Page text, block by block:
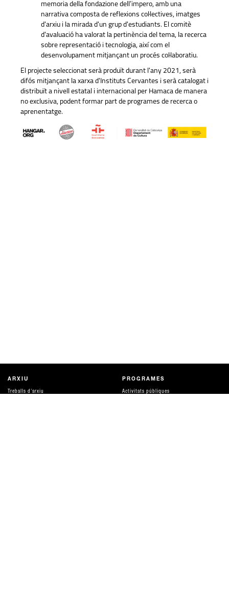
memoria della fondazione dell’impero, amb una
narrativa composta de reflexions col·lectives, imatges
d'arxiu i la mirada d'un grup d'estudiants. El comitè
d'avaluació ha valorat la pertinència del tema, la recerca
sobre representació i tecnologia, així com el
desenvolupament mitjançant un procés col·laboratiu.
El projecte seleccionat serà produït durant l'any 2021, serà
difós mitjançant la xarxa d'Instituts Cervantes i serà catalogat i
distribuït a nivell estatal i internacional per Hamaca de manera
no exclusiva, podent formar part de programes de recerca o
aprenentatge.
ARXIU
Treballs d'arxiu
PROGRAMES
Activitats públiques